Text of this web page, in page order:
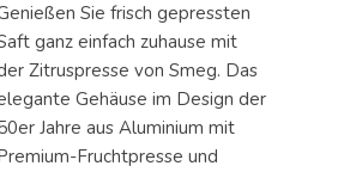
Sie frisch gepressten
ganz einfach zuhause mit
Zitruspresse von Smeg. Das
Gehäuse im Design der
Jahre aus Aluminium mit
Fruchtpresse und